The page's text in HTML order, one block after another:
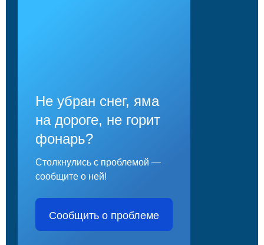
Не убран снег, яма
на дороге, не горит
фонарь?
Столкнулись с проблемой —
сообщите о ней!
Сообщить о проблеме